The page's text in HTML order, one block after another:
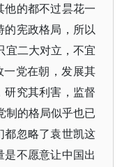
的都不过昙花一
宪政格局，所以
宜二大对立，不宜
一党在朝，发展其
究其利害，监督
制的格局似乎也已
都忽略了袁世凯这
不愿意让中国出